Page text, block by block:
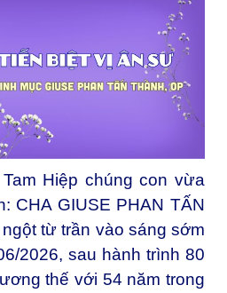
Hiệp chúng con vừa
CHA GIUSE PHAN TẤN
từ trần vào sáng sớm
2026, sau hành trình 80
thế với 54 năm trong